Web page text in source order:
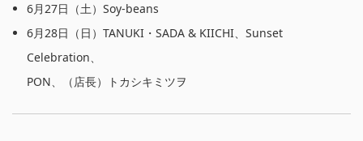
6月27日（土）Soy-beans
6月28日（日）TANUKI・SADA & KIICHI、Sunset
Celebration、
PON、（店長）トカシキミツヲ